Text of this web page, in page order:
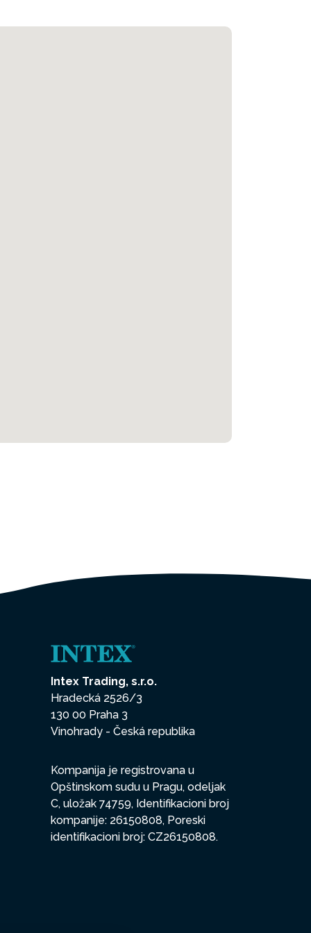
Intex Trading, s.r.o.
Hradecká 2526/3
130 00 Praha 3
Vinohrady - Česká republika
Kompanija je registrovana u
Opštinskom sudu u Pragu, odeljak
C, uložak 74759, Identifikacioni broj
kompanije: 26150808, Poreski
identifikacioni broj: CZ26150808.